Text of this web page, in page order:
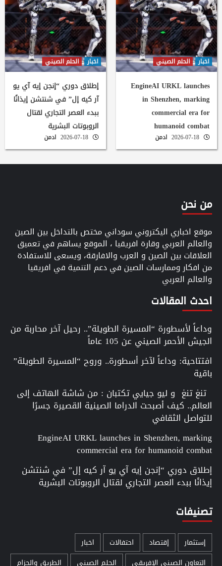
اخبار الحلم الصيني
EngineAI URKL launches
in Shenzhen, marking
commercial era for
humanoid combat
ادمن
اخبار الحلم الصيني
إطلاق دوري “إنجن إيه آي يو
آر كيه إل” في شنتشن إيذانًا
ببدء العصر التجاري لقتال
الروبوتات البشرية
ادمن
من نحن
موقع اخباري اليكتروني سوداني مختص بالتداخل بين الصين
والعالم العربي وقارة افريقيا ، الموقع يساهم في تعميق
العلاقات بين الصين و العرب والافارقة، ويسعى للاستفادة
من افكار وممارسات الصين في دعم التنمية في افريقيا
والعالم العربي
احدث المقالات
وداعاً لأسطورة “المسيرة الطويلة”.. رحيل آخر محاربة من
الجيش الأحمر الصيني عن 105 عاماً
افتتاحية: وداعاً لآخر أسطورة.. وروح “المسيرة الطويلة”
باقية
تنغ تنغ و ليو جيايي تكتبان : من شاشة الهاتف إلى
العالم.. كيف أصبحت الدراما الصينية القصيرة جسرًا
للتواصل الثقافي
EngineAI URKL launches in Shenzhen, marking
commercial era for humanoid combat
إطلاق دوري “إنجن إيه آي يو آر كيه إل” في شنتشن
إيذانًا ببدء العصر التجاري لقتال الروبوتات البشرية
تصنيفات
إستثمار إقتصاد احتفالات
اخبار
التعاون الصيني الإفريقي
الحلم الصيني الطريق والحزام